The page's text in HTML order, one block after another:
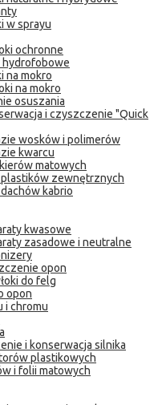
w sprayu
ochronne
hydrofobowe
na mokro
na mokro
osuszania
i czyszczenie "Quick
wosków i polimerów
kwarcu
matowych
plastików zewnętrznych
kabrio
kwasowe
zasadowe i neutralne
opon
do felg
opon
i chromu
i konserwacja silnika
plastikowych
i folii matowych